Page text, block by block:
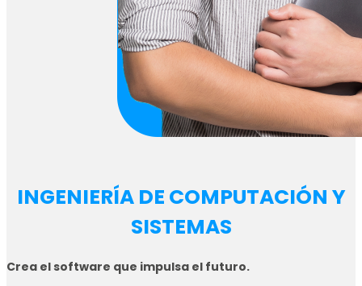
INGENIERÍA DE COMPUTACIÓN Y
SISTEMAS
Crea el software que impulsa el futuro.